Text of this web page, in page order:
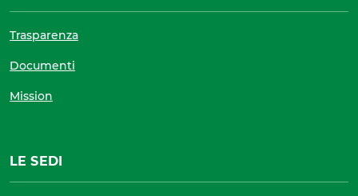
Trasparenza
Documenti
Mission
LE SEDI